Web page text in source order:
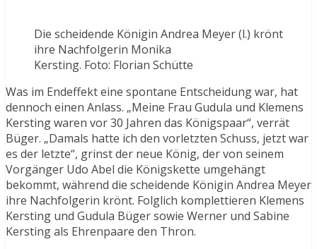
Die scheidende Königin Andrea Meyer (l.) krönt
ihre Nachfolgerin Monika
Kersting. Foto: Florian Schütte
Was im Endeffekt eine spontane Entscheidung war, hat
dennoch einen Anlass. „Meine Frau Gudula und Klemens
Kersting waren vor 30 Jahren das Königspaar“, verrät
Büger. „Damals hatte ich den vorletzten Schuss, jetzt war
es der letzte“, grinst der neue König, der von seinem
Vorgänger Udo Abel die Königskette umgehängt
bekommt, während die scheidende Königin Andrea Meyer
ihre Nachfolgerin krönt. Folglich komplettieren Klemens
Kersting und Gudula Büger sowie Werner und Sabine
Kersting als Ehrenpaare den Thron.